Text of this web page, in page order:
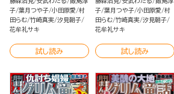
子 葉月つや子 小田原愛 村
田らむ 竹崎真実 汐見朝子
花牟礼サキ
試し読み
子 葉月つや子 小田原愛 村
田らむ 竹崎真実 汐見朝子
花牟礼サキ
試し読み